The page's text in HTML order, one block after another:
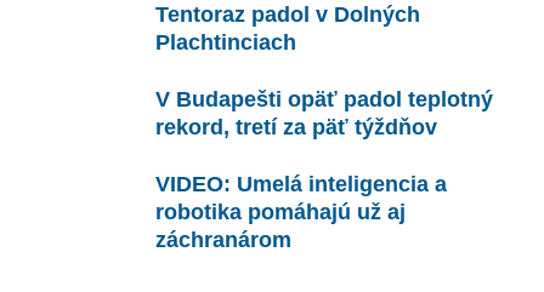
Tentoraz padol v Dolných
Plachtinciach
V Budapešti opäť padol teplotný
rekord, tretí za päť týždňov
VIDEO: Umelá inteligencia a
robotika pomáhajú už aj
záchranárom